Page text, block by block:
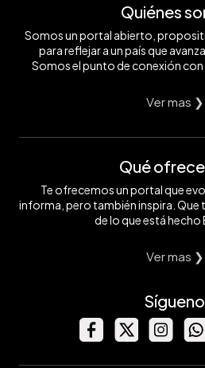
Quiénes
Somos un portal abierto,
para reflejar a un país que
Somos el punto de conexión con
Ver mas ❯
Qué
Te ofrecemos un portal que
informa, pero también inspira. Que
de lo que está hecho
Ver mas ❯